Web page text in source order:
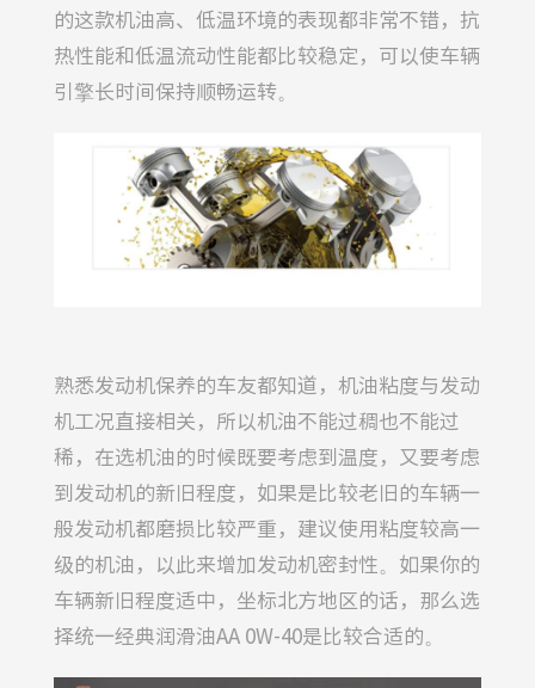
的这款机油高、低温环境的表现都非常不错，抗
热性能和低温流动性能都比较稳定，可以使车辆
引擎长时间保持顺畅运转。
熟悉发动机保养的车友都知道，机油粘度与发动
机工况直接相关，所以机油不能过稠也不能过
稀，在选机油的时候既要考虑到温度，又要考虑
到发动机的新旧程度，如果是比较老旧的车辆一
般发动机都磨损比较严重，建议使用粘度较高一
级的机油，以此来增加发动机密封性。如果你的
车辆新旧程度适中，坐标北方地区的话，那么选
择统一经典润滑油AA 0W-40是比较合适的。